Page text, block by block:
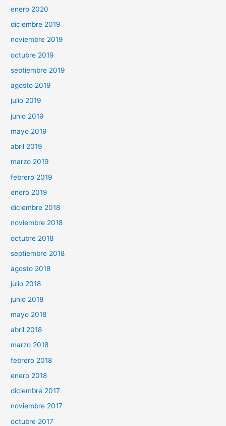
enero 2020
diciembre 2019
noviembre 2019
octubre 2019
septiembre 2019
agosto 2019
julio 2019
junio 2019
mayo 2019
abril 2019
marzo 2019
febrero 2019
enero 2019
diciembre 2018
noviembre 2018
octubre 2018
septiembre 2018
agosto 2018
julio 2018
junio 2018
mayo 2018
abril 2018
marzo 2018
febrero 2018
enero 2018
diciembre 2017
noviembre 2017
octubre 2017